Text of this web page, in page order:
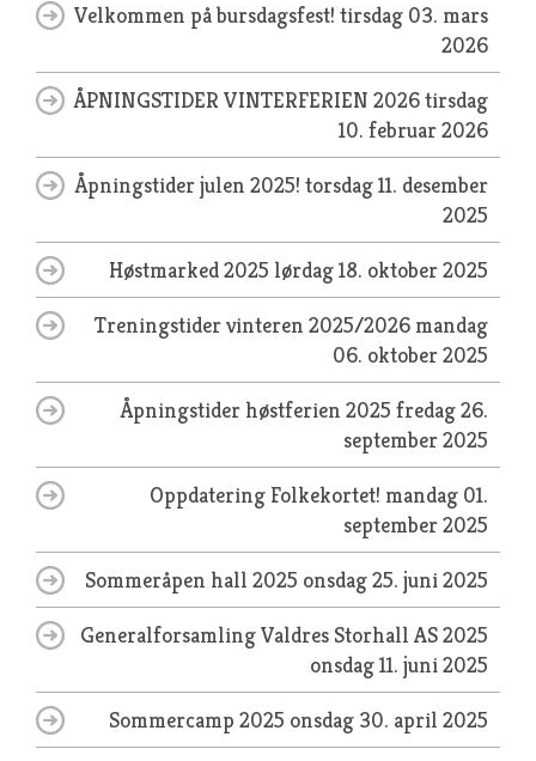
Velkommen på bursdagsfest! tirsdag 03. mars
2026
ÅPNINGSTIDER VINTERFERIEN 2026tirsdag
10. februar 2026
Åpningstider julen 2025! torsdag 11. desember
2025
Høstmarked 2025 lørdag 18. oktober 2025
Treningstider vinteren 2025/2026 mandag
06. oktober 2025
Åpningstider høstferien 2025 fredag 26.
september 2025
Oppdatering Folkekortet! mandag 01.
september 2025
Sommeråpen hall 2025 onsdag 25. juni 2025
Generalforsamling Valdres Storhall AS 2025
onsdag 11. juni 2025
Sommercamp 2025 onsdag 30. april 2025